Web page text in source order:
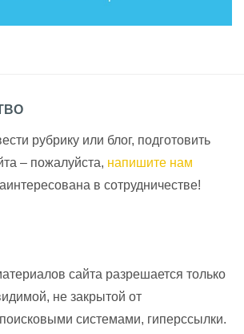
рубрику или блог, подготовить
– пожалуйста, напишите нам
в сотрудничестве!
сайта разрешается только
не закрытой от
системами, гиперссылки.